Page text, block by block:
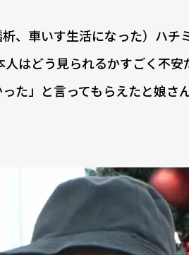
、車いす生活になった）ハチ
はどう見られるかすごく不
た」と言ってもらえたと娘さ